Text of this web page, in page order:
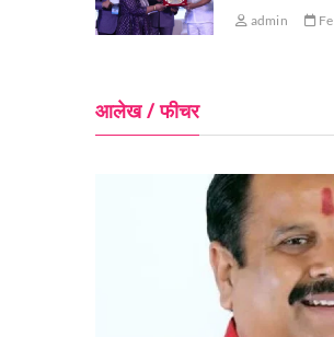
admin
आलेख / फीचर